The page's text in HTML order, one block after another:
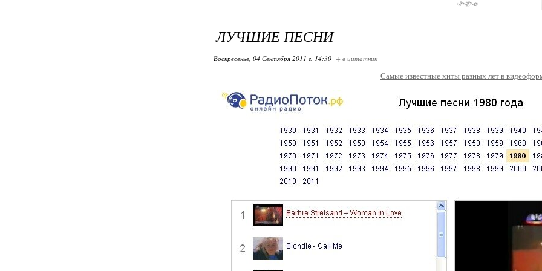
ЛУЧШИЕ ПЕСНИ
Воскресенье, 04 Сентября 2011 г. 14:30 + в цитатник
Самые известные хиты разных лет в